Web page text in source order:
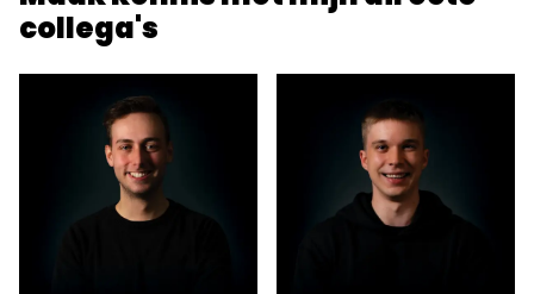
collega's